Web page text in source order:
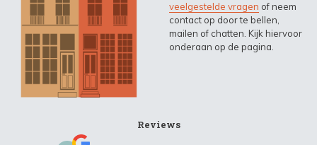
veelgestelde vragen of neem
contact op door te bellen,
mailen of chatten. Kijk hiervoor
onderaan op de pagina.
Reviews